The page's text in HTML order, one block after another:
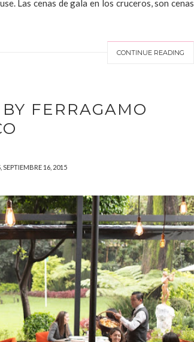
Las cenas de gala en los cruceros, son cenas
CONTINUE READING
FERRAGAMO
SEPTIEMBRE 16, 2015